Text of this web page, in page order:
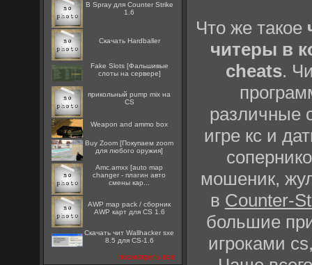
B Spray для Counter Strike
1.6
Скачать Hardballer
Fake Slots [Фальшивые
слоты на сервере]
прикольный pump mix на
CS
Weapon and ammo box
Buy Zoom [Покупаем zoom
для любого оружия]
Amc.amxx [auto map
changer - плагин авто
смены кар...
AWP map pack / сборник
AWP карт для CS 1.6
Скачать чит Wallhacker sxe
8.5 для CS-1.6
посмотреть все
Что же такое
читеры в
cheats.
различные
игре кс и
мошеник,
в Counter-
большие
игроками